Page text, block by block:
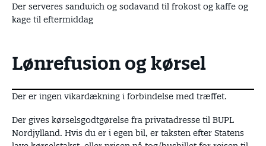
Der serveres sandwich og sodavand til frokost og kaffe og
kage til eftermiddag
Lønrefusion og kørsel
Der er ingen vikardækning i forbindelse med træffet.
Der gives kørselsgodtgørelse fra privatadresse til BUPL
Nordjylland. Hvis du er i egen bil, er taksten efter Statens